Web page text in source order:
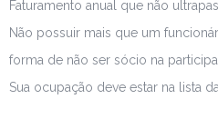
Faturamento anual que não
Não possuir mais que um
forma de não ser sócio na
Sua ocupação deve estar na lista